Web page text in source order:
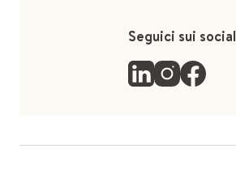
Seguici sui social